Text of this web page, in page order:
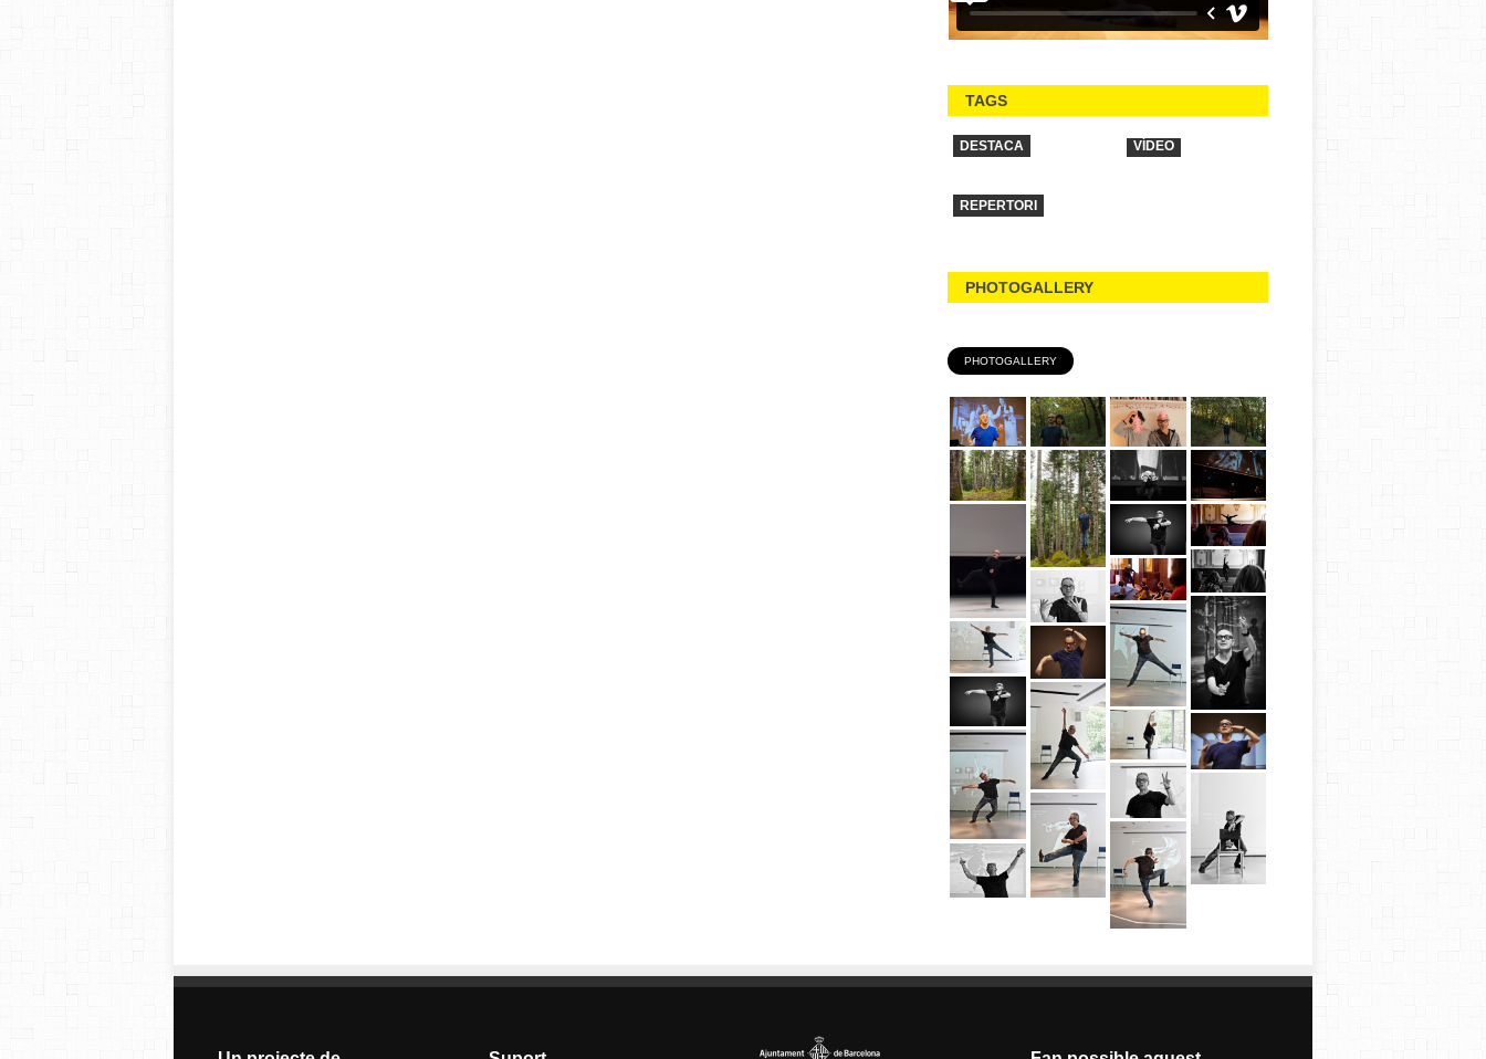
TAGS
DESTACA
REPERTORI
VÍDEO
PHOTOGALLERY
PHOTOGALLERY